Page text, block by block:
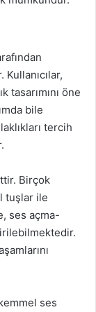
tasarımını öne
bile
tercih
Birçok
tuşlar ile
ses açma-
ses